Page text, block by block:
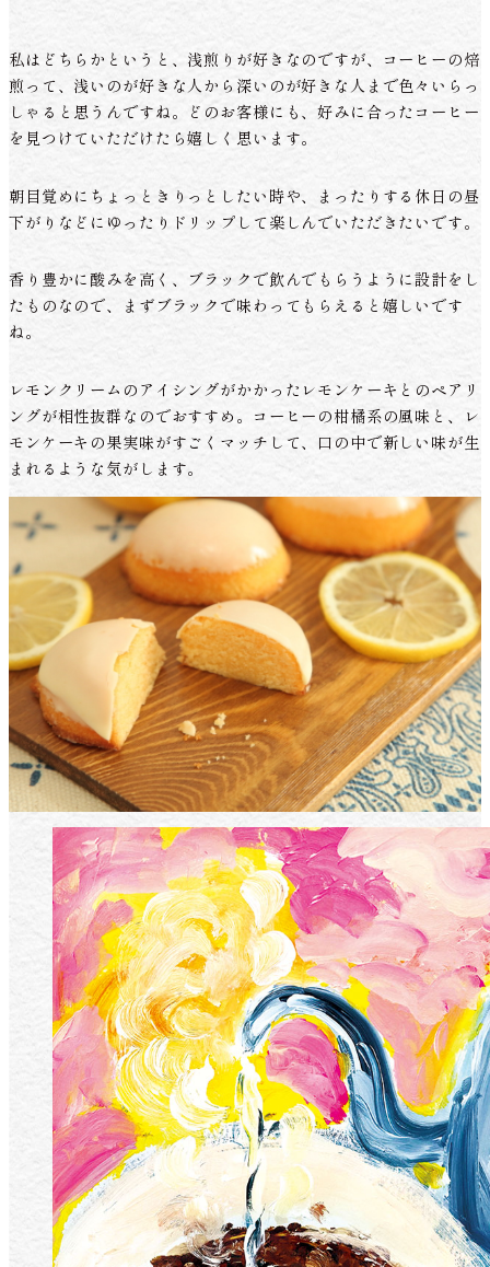
私はどちらかというと、浅煎りが好きなのですが、コーヒーの焙
煎って、浅いのが好きな人から深いのが好きな人まで色々いらっ
しゃると思うんですね。どのお客様にも、好みに合ったコーヒー
を見つけていただけたら嬉しく思います。
朝目覚めにちょっときりっとしたい時や、まったりする休日の昼
下がりなどにゆったりドリップして楽しんでいただきたいです。
香り豊かに酸みを高く、ブラックで飲んでもらうように設計をし
たものなので、まずブラックで味わってもらえると嬉しいです
ね。
レモンクリームのアイシングがかかったレモンケーキとのペアリ
ングが相性抜群なのでおすすめ。コーヒーの柑橘系の風味と、レ
モンケーキの果実味がすごくマッチして、口の中で新しい味が生
まれるような気がします。